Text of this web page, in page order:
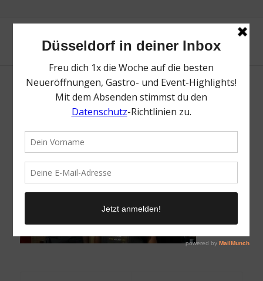
2!
23. August 2022 /